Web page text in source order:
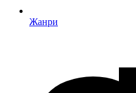
Жанри